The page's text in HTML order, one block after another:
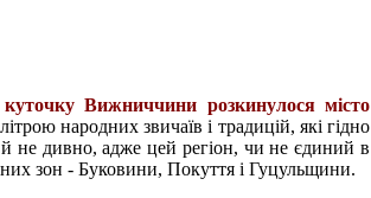
Вижниччини розкинулося місто
народних звичаїв і традицій, які гідно
не дивно, адже цей регіон, чи не єдиний в
зон - Буковини, Покуття і Гуцульщини.